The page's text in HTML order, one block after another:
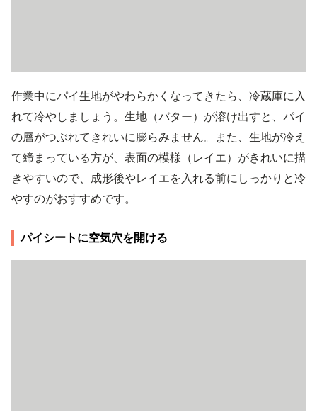
作業中にパイ生地がやわらかくなってきたら、冷蔵庫に入
れて冷やしましょう。生地（バター）が溶け出すと、パイ
の層がつぶれてきれいに膨らみません。また、生地が冷え
て締まっている方が、表面の模様（レイエ）がきれいに描
きやすいので、成形後やレイエを入れる前にしっかりと冷
やすのがおすすめです。
パイシートに空気穴を開ける